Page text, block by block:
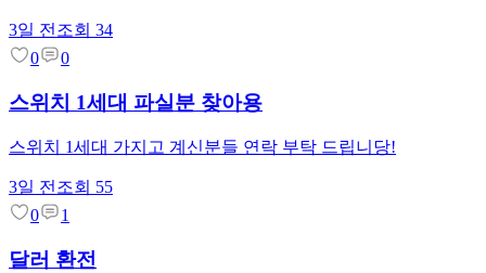
3일 전 조회 34
0
0
스위치 1세대 파실분 찾아용
스위치 1세대 가지고 계신분들 연락 부탁 드립니당!
3일 전조회 55
0
1
달러 환전